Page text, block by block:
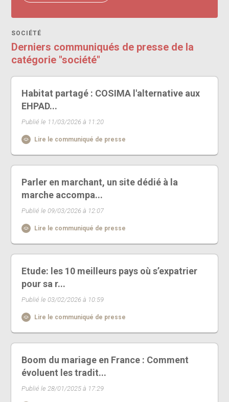
SOCIÉTÉ
Derniers communiqués de presse de la
catégorie "société"
Habitat partagé : COSIMA l'alternative aux
EHPAD...
Publié le 11/03/2026 à 11:20
Lire le communiqué de presse
Parler en marchant, un site dédié à la
marche accompa...
Publié le 09/03/2026 à 12:07
Lire le communiqué de presse
Etude: les 10 meilleurs pays où s’expatrier
pour sa r...
Publié le 03/02/2026 à 10:59
Lire le communiqué de presse
Boom du mariage en France : Comment
évoluent les tradit...
Publié le 28/01/2025 à 17:29